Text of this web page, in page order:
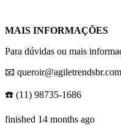
MAIS INFORMAÇÕES
Para dúvidas ou mais
📧 queroir@agiletrendsbr.com
☎️ (11) 98735-1686
finished 14 months ago